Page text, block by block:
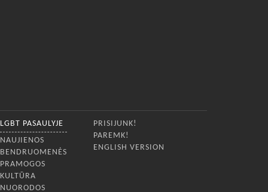
LGBT PASAULYJE
NAUJIENOS
BENDRUOMENĖS
PRAMOGOS
KULTŪRA
NUORODOS
PRISIJUNK!
PAREMK!
ENGLISH VERSION